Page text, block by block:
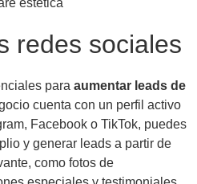
redes sociales
para aumentar leads de
cuenta con un perfil activo
Facebook o TikTok, puedes
y generar leads a partir de
como fotos de